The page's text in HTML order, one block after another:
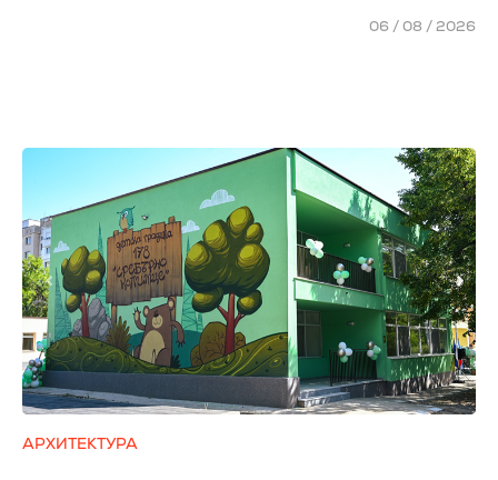
06 / 08 / 2026
АРХИТЕКТУРА